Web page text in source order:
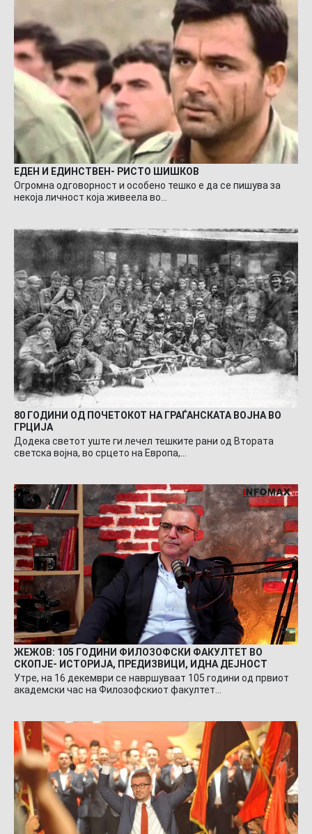
ЕДЕН И ЕДИНСТВЕН- РИСТО ШИШКОВ
Огромна одговорност и особено тешко е да се пишува за
некоја личност која живеела во…
80 ГОДИНИ ОД ПОЧЕТОКОТ НА ГРАЃАНСКАТА ВОЈНА ВО
ГРЦИЈА
Додека светот уште ги лечел тешките рани од Втората
светска војна, во срцето на Европа,…
ЖЕЖОВ: 105 ГОДИНИ ФИЛОЗОФСКИ ФАКУЛТЕТ ВО
СКОПЈЕ- ИСТОРИЈА, ПРЕДИЗВИЦИ, ИДНА ДЕЈНОСТ
Утре, на 16 декември се навршуваат 105 години од првиот
академски час на Филозофскиот факултет…